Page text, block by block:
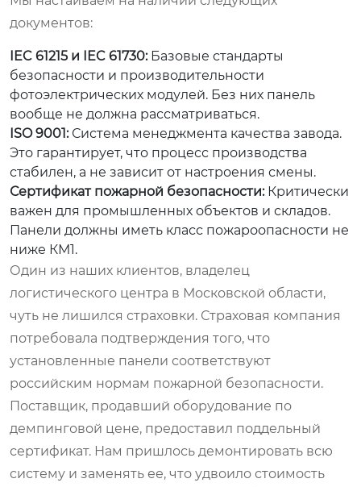
документов:
IEC 61215 и IEC 61730:Базовые стандарты
безопасности и производительности
фотоэлектрических модулей. Без них панель
вообще не должна рассматриваться.
ISO 9001:Система менеджмента качества завода.
Это гарантирует, что процесс производства
стабилен, а не зависит от настроения смены.
Сертификат пожарной безопасности:Критически
важен для промышленных объектов и складов.
Панели должны иметь класс пожароопасности не
ниже КМ1.
Один из наших клиентов, владелец
логистического центра в Московской области,
чуть не лишился страховки. Страховая компания
потребовала подтверждения того, что
установленные панели соответствуют
российским нормам пожарной безопасности.
Поставщик, продавший оборудование по
демпинговой цене, предоставил поддельный
сертификат. Нам пришлось демонтировать всю
систему и заменять ее, что удвоило стоимость